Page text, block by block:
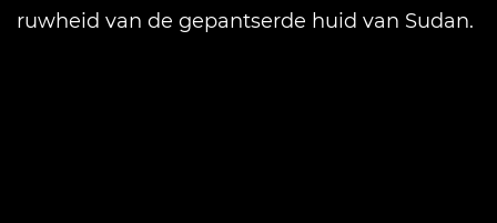
ruwheid van de gepantserde huid van Sudan.